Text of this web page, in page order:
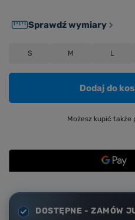
S M L
Sprawdź wymiary
Dodaj do
Możesz kupić także
DOSTĘPNE - ZAMÓW